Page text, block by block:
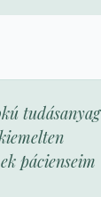
tudásanyag
pácienseim